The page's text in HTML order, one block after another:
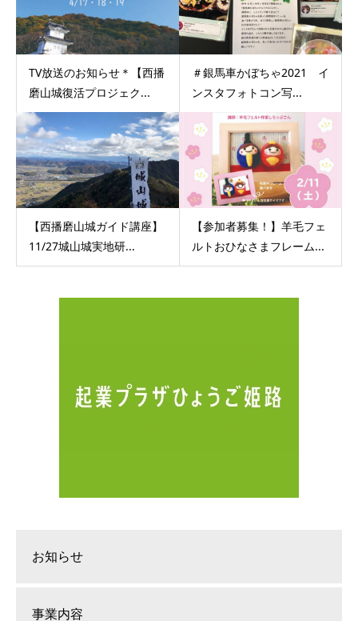
TV放送のお知らせ＊【西播
磨山城復活プロジェク...
＃銀馬車かぼちゃ2021 イ
ンスタフォトコン写...
【西播磨山城ガイド講座】
11/27城山城実地研...
【参加者募集！】羊毛フェ
ルトおひなさまフレーム...
お知らせ
事業内容